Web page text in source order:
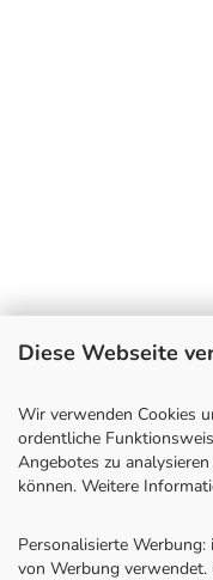
Diese Webseite
Wir verwenden Cookies
ordentliche
Angebotes zu
können. Weitere
Personalisierte
von Werbung